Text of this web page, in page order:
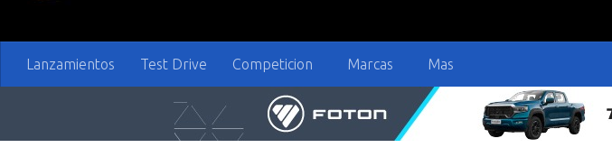
Lanzamientos Test Drive Competicion Marcas Mas